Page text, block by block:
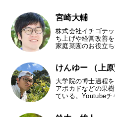
宮崎大輔
株式会社イチゴテ
ち上げや経営改善
家庭菜園のお役立
けんゆー （上原
大学院の博士過程
アボカドなどの果
ている。Youtube